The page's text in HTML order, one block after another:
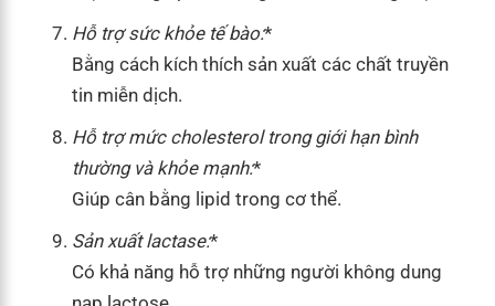
Hỗ trợ sức khỏe tế bào:*
Bằng cách kích thích sản xuất các chất truyền
tin miễn dịch.
Hỗ trợ mức cholesterol trong giới hạn bình
thường và khỏe mạnh:*
Giúp cân bằng lipid trong cơ thể.
Sản xuất lactase:*
Có khả năng hỗ trợ những người không dung